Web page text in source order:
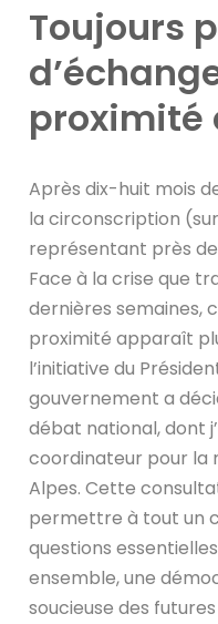
Toujours
proximité
Après dix-huit mois
la circonscription
représentant près
Face à la crise que
dernières semaines,
proximité apparaît
l’initiative du
gouvernement a
débat national, dont
coordinateur pour la
Alpes. Cette
permettre à tout un
questions
ensemble, une
soucieuse des